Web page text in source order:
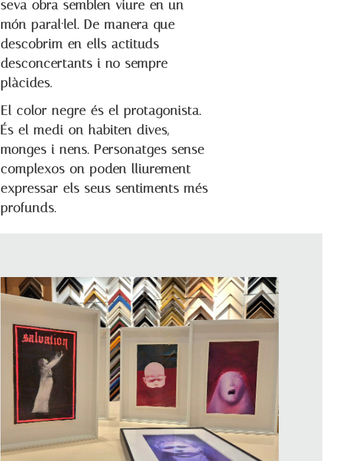
seva obra semblen viure en un
món paral·lel. De manera que
descobrim en ells actituds
desconcertants i no sempre
plàcides.
El color negre és el protagonista.
És el medi on habiten dives,
monges i nens. Personatges sense
complexos on poden lliurement
expressar els seus sentiments més
profunds.